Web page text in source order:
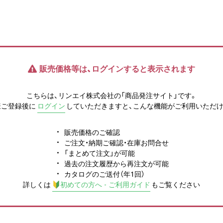
販売価格等は、ログインすると表示されます
こちらは、リンエイ株式会社の「商品発注サイト」です。
登録後に ログイン していただきますと、こんな機能がご利用いただ
販売価格のご確認
ご注文・納期ご確認・在庫お問合せ
「まとめて注文」が可能
過去の注文履歴から再注文が可能
カタログのご送付（年1回）
詳しくは
初めての方へ - ご利用ガイド もご覧ください